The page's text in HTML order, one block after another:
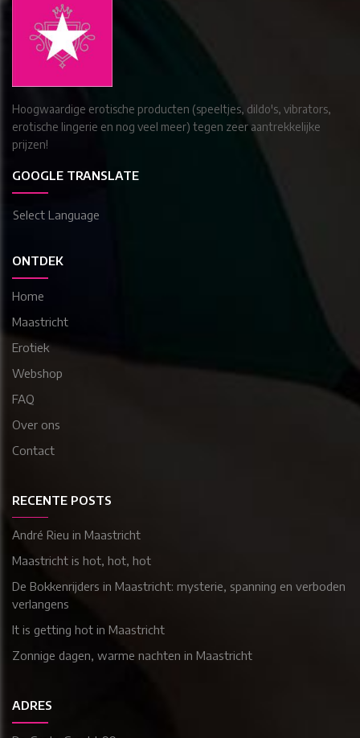
Hoogwaardige erotische producten (speeltjes, dildo's, vibrators,
erotische lingerie en nog veel meer) tegen zeer aantrekkelijke
prijzen!
GOOGLE TRANSLATE
Select Language
ONTDEK
Home
Maastricht
Erotiek
Webshop
FAQ
Over ons
Contact
RECENTE POSTS
André Rieu in Maastricht
Maastricht is hot, hot, hot
De Bokkenrijders in Maastricht: mysterie, spanning en verboden
verlangens
It is getting hot in Maastricht
Zonnige dagen, warme nachten in Maastricht
ADRES